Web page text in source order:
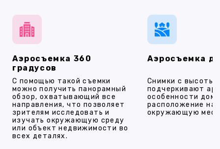
Аэросъемка 360
градусов
С помощью такой съемки
можно получить панорамный
обзор, охватывающий все
направления, что позволяет
зрителям исследовать и
изучать окружающую среду
или объект недвижимости во
всех деталях.
Аэросъемка
Снимки с высоты
подчеркивают
особенности
расположение на
окружающую